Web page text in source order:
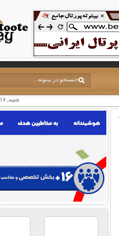
شنبه, ۱۷ مرداد ۱۴۰۵